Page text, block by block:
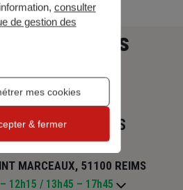
et nos
ASSURANCES
MARCEAUX, 51100 REIMS
Ouvert 10h – 12h15 / 13h45 – 17h45
consulter
de gestion des
mes cookies
& fermer